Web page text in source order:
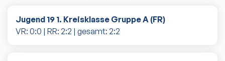
Jugend 19 1. Kreisklasse Gruppe A (FR)
VR: 0:0 | RR: 2:2 | gesamt: 2:2